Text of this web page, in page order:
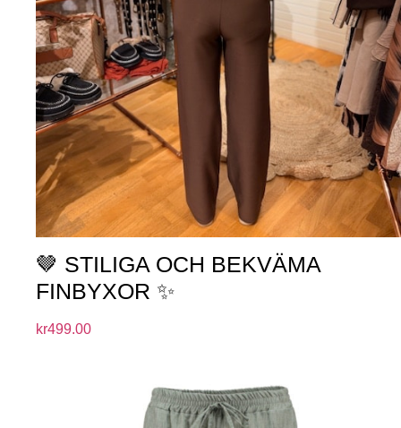
🤎 STILIGA OCH BEKVÄMA
FINBYXOR ✨
kr499.00